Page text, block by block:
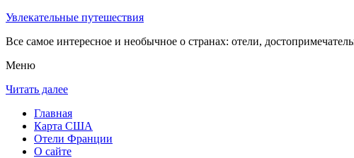
Увлекательные путешествия
Все самое интересное и необычное о странах: отели,
Меню
Читать далее
Главная
Карта США
Отели Франции
О сайте